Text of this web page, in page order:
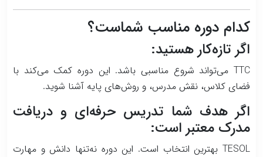
کدام دوره مناسب شماست؟
اگر تازه‌کار هستید:
TTC می‌تواند شروع مناسبی باشد. این دوره کمک می‌کند با
فضای کلاس، نقش مدرس، و روش‌های پایه آشنا شوید.
اگر هدف شما تدریس حرفه‌ای و دریافت
مدرک معتبر است:
TESOL بهترین انتخاب است. این دوره نه‌تنها دانش و مهارت